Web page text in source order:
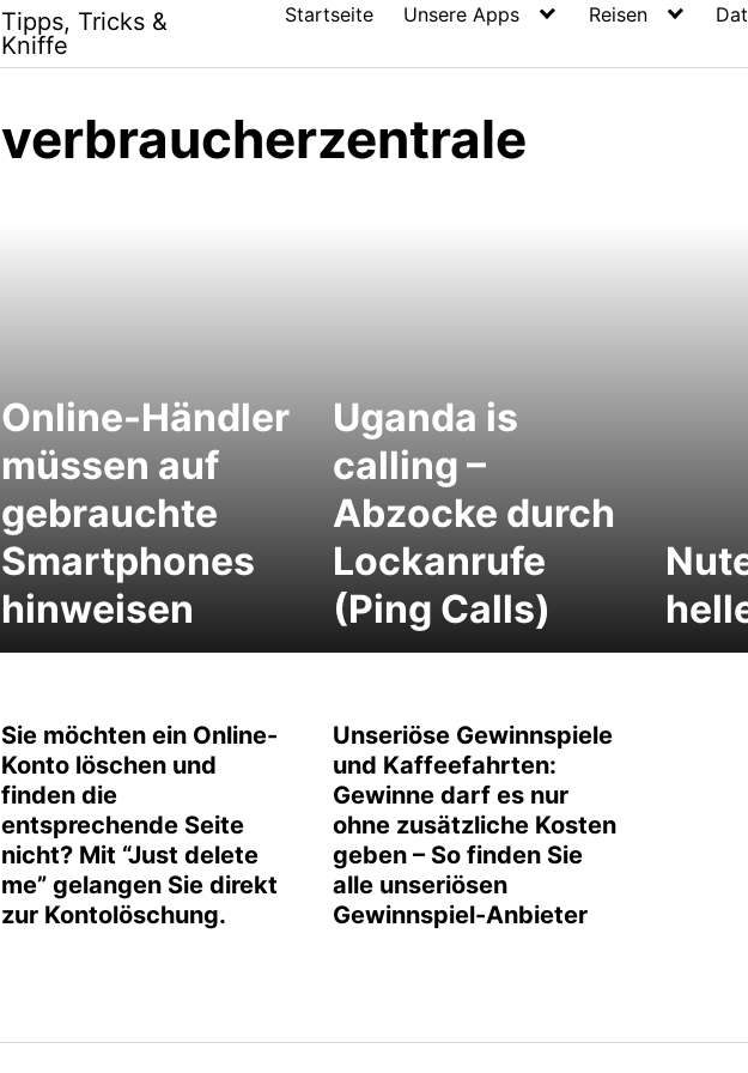
Tipps, Tricks &
Kniffe
Startseite Unsere Apps Reisen
verbraucherzentrale
Online-Händler
müssen auf
gebrauchte
Smartphones
hinweisen
Uganda is
calling –
Abzocke durch
Lockanrufe
(Ping Calls)
Sie möchten ein Online-
Konto löschen und
finden die
entsprechende Seite
nicht? Mit “Just delete
me” gelangen Sie direkt
zur Kontolöschung.
Unseriöse Gewinnspiele
und Kaffeefahrten:
Gewinne darf es nur
ohne zusätzliche Kosten
geben – So finden Sie
alle unseriösen
Gewinnspiel-Anbieter